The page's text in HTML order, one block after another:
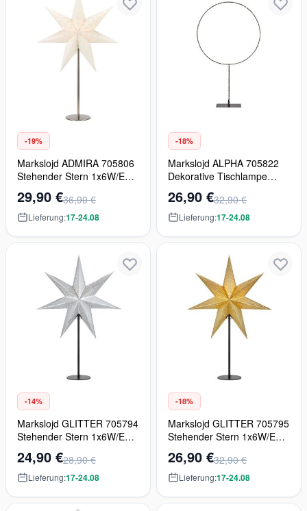
-19%
Markslojd ADMIRA 705806
Stehender Stern 1x6W/E14
IP20
29,90 €36,90 €
Lieferung:17-24.08
-18%
Markslojd ALPHA 705822
Dekorative Tischlampe
120x2,4W/LED IP20
26,90 €32,90 €
Lieferung:17-24.08
-14%
Markslojd GLITTER 705794
Stehender Stern 1x6W/E14
IP20
24,90 €28,90 €
Lieferung:17-24.08
-18%
Markslojd GLITTER 705795
Stehender Stern 1x6W/E14
IP20
26,90 €32,90 €
Lieferung:17-24.08